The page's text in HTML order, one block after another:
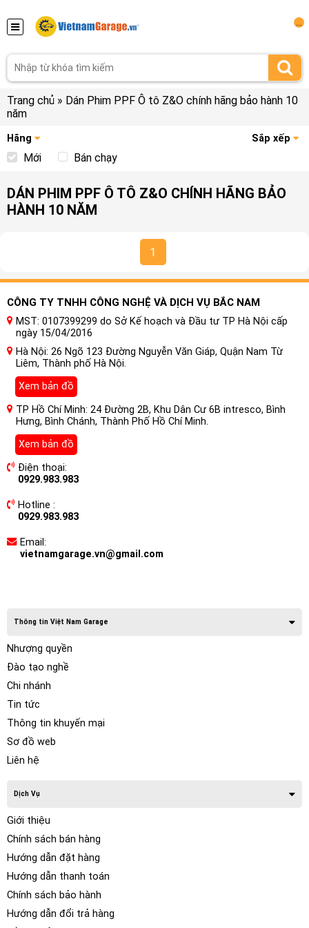
Trang chủ » Dán Phim PPF Ô tô Z&O chính hãng bảo hành 10
năm
Hãng Sắp xếp
Mới Bán chạy
DÁN PHIM PPF Ô TÔ Z&O CHÍNH HÃNG BẢO
HÀNH 10 NĂM
1
CÔNG TY TNHH CÔNG NGHỆ VÀ DỊCH VỤ BẮC NAM
MST: 0107399299 do Sở Kế hoạch và Đầu tư TP Hà Nội cấp
ngày 15/04/2016
Hà Nội: 26 Ngõ 123 Đường Nguyễn Văn Giáp, Quận Nam Từ
Liêm, Thành phố Hà Nội.
Xem bản đồ
TP Hồ Chí Minh: 24 Đường 2B, Khu Dân Cư 6B intresco, Bình
Hưng, Bình Chánh, Thành Phố Hồ Chí Minh.
Xem bản đồ
Điện thoại:
0929.983.983
Hotline :
0929.983.983
Email:
vietnamgarage.vn@gmail.com
Thông tin Việt Nam Garage
Nhượng quyền
Đào tạo nghề
Chi nhánh
Tin tức
Thông tin khuyến mại
Sơ đồ web
Liên hệ
Dịch Vụ
Giới thiệu
Chính sách bán hàng
Hướng dẫn đặt hàng
Hướng dẫn thanh toán
Chính sách bảo hành
Hướng dẫn đổi trả hàng